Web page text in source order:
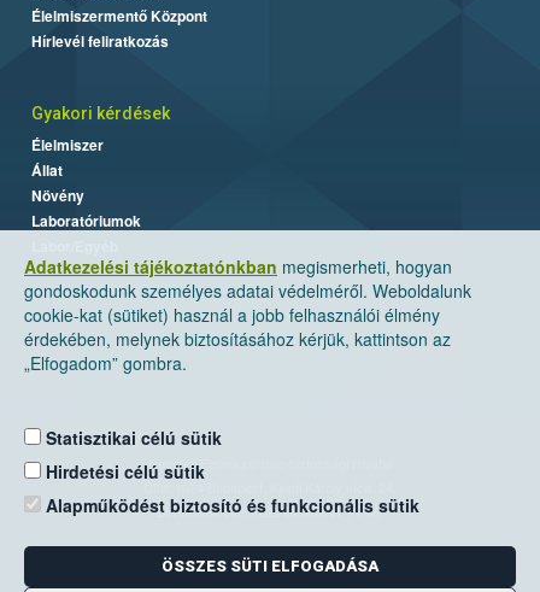
Adatkezelési tájékoztatónkban megismerheti, hogyan
gondoskodunk személyes adatai védelméről. Weboldalunk
cookie-kat (sütiket) használ a jobb felhasználói élmény
érdekében, melynek biztosításához kérjük, kattintson az
„Elfogadom” gombra.
Statisztikai célú sütik
Hirdetési célú sütik
Alapműködést biztosító és funkcionális sütik
ÖSSZES SÜTI ELFOGADÁSA
Élelmiszermentő Központ
Hírlevél feliratkozás
Gyakori kérdések
Élelmiszer
Állat
Növény
Laboratóriumok
Nemzeti Élelmiszerlánc-biztonsági Hivatal
Levelezési cím: 1525 Budapest. Pf. 30.
E-mail:ugyfelszolgalat@nebih.gov.hu